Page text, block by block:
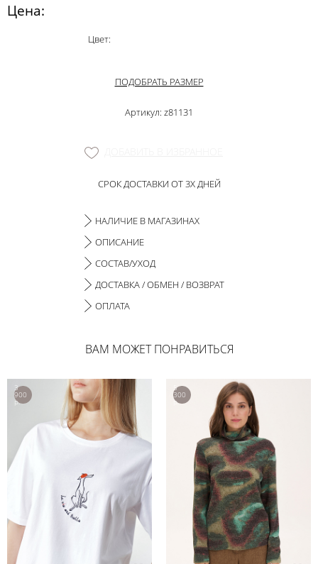
Цена:
Цвет:
ПОДОБРАТЬ РАЗМЕР
Артикул: z81131
СРОК ДОСТАВКИ ОТ 3Х ДНЕЙ
НАЛИЧИЕ В МАГАЗИНАХ
ОПИСАНИЕ
СОСТАВ/УХОД
ДОСТАВКА / ОБМЕН / ВОЗВРАТ
ОПЛАТА
ВАМ МОЖЕТ ПОНРАВИТЬСЯ
3
900
р.
5
300
р.